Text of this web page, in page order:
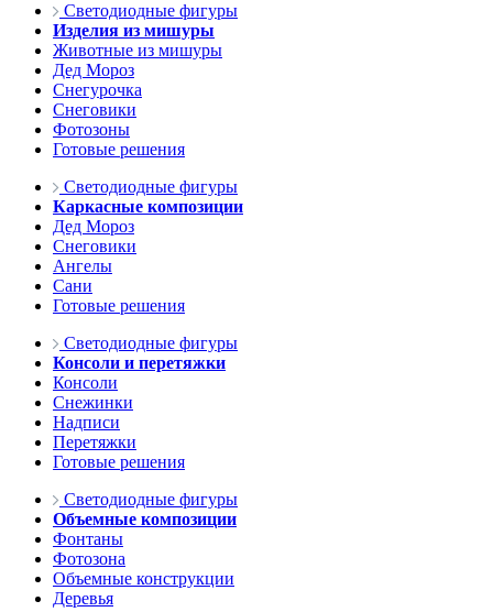
Светодиодные фигуры
Изделия из мишуры
Животные из мишуры
Дед Мороз
Снегурочка
Снеговики
Фотозоны
Готовые решения
Светодиодные фигуры
Каркасные композиции
Дед Мороз
Снеговики
Ангелы
Сани
Готовые решения
Светодиодные фигуры
Консоли и перетяжки
Консоли
Снежинки
Надписи
Перетяжки
Готовые решения
Светодиодные фигуры
Объемные композиции
Фонтаны
Фотозона
Объемные конструкции
Деревья